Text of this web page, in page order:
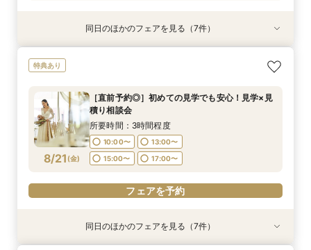
8/20(木)
【直前予約◎】初めての見学でも安心！見学×見
10:00〜
15:00〜
17:00〜
フェアを予約
8/20(木)
［タイパ重視］90分で相談会＆館内見学フェア
10:00〜
13:00〜
15:00〜
19:00〜
フェアを予約
8/20(木)
☆【衣裳重視】ドレスサロンでの試着メインフェ
10:00〜
16:00〜
フェアを予約
8/20(木)
［韓国風レタッチが人気！］フォトウエディング
10:00〜
14:00〜
16:00〜
18:00〜
特典あり
8/20(木)
10:00〜
フェアを予約
特典あり
8/20(木)
［★平日限定★］全館ゆったり見学×絶品ランチ
10:00〜
フェアを予約
特典あり
8/20(木)
平日【予算も安心◎】6ヶ月以内★マタニティ＆
10:00〜
フェアを予約
同日のほかのフェアを見る（7件）
特典あり
8/21 (金)
［直前予約◎］初めての見学でも安心！見学×見
積り相談会
所要時間：3時間程度
10:00〜
13:00〜
15:00〜
17:00〜
フェアを予約
特典あり
特典あり
特典あり同日のほかのフェアを見る（7件）